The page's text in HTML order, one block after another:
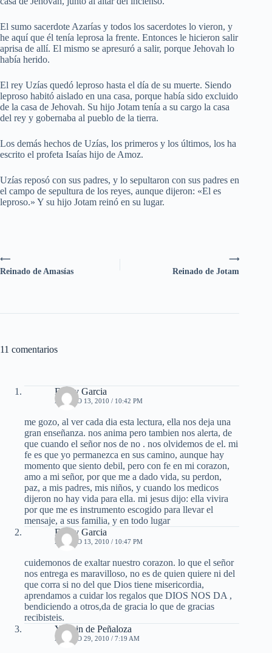
El sumo sacerdote Azarías y todos los sacerdotes lo vieron, y
he aquí que él tenía leprosa la frente. Entonces le hicieron salir
aprisa de allí. El mismo se apresuró a salir, porque Jehovah lo
había herido.
El rey Uzías quedó leproso hasta el día de su muerte. Siendo
leproso habitó aislado en una casa, porque había sido excluido
de la casa de Jehovah. Su hijo Jotam tenía a su cargo la casa
del rey y gobernaba al pueblo de la tierra.
Los demás hechos de Uzías, los primeros y los últimos, los ha
escrito el profeta Isaías hijo de Amoz.
Uzías reposó con sus padres, y lo sepultaron con sus padres en
el campo de sepultura de los reyes, aunque dijeron: «El es
leproso.» Y su hijo Jotam reinó en su lugar.
⟶
Reinado de Jotam
⟵
Reinado de Amasías
11 comentarios
Fanny Garcia
AGOSTO 13, 2010 / 10:42 PM
me gozo, al ver cada dia esta lectura, ella nos deja una
gran enseñanza. nos anima pero tambien nos alerta, de
que cuando el señor nos de no . nos olvidemos de el. mi
fe es que yo permanezca en sus camino, aunque hay
momento que siento debil, pero con fe en mi corazon,
amo a mi señor, por que me a dado vida, su perdon,
paz, a mis padres, mis niños, y cuando los medicos
dijeron no hay vida para ella. mi jesus dijo: ella vivira
por que me es instrumento escogido para llevar el
mensaje, a sus familia, y en todo lugar
Fanny Garcia
AGOSTO 13, 2010 / 10:47 PM
cuidemonos de exaltar nuestro corazon. lo que el señor
nos entrega es maravilloso, no es de quien quiere ni del
que corra si no del que Dios tiene misericordia,
aprendamos a cuidar los regalos que DIOS NOS DA ,
bendiciendo a otros,da de gracia lo que de gracias
recibisteis.
Yasmin de Peñaloza
AGOSTO 29, 2010 / 7:19 AM